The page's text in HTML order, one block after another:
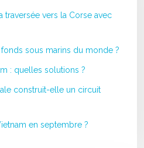
vers la Corse avec
sous marins du monde ?
: quelles solutions ?
construit-elle un circuit
en septembre ?